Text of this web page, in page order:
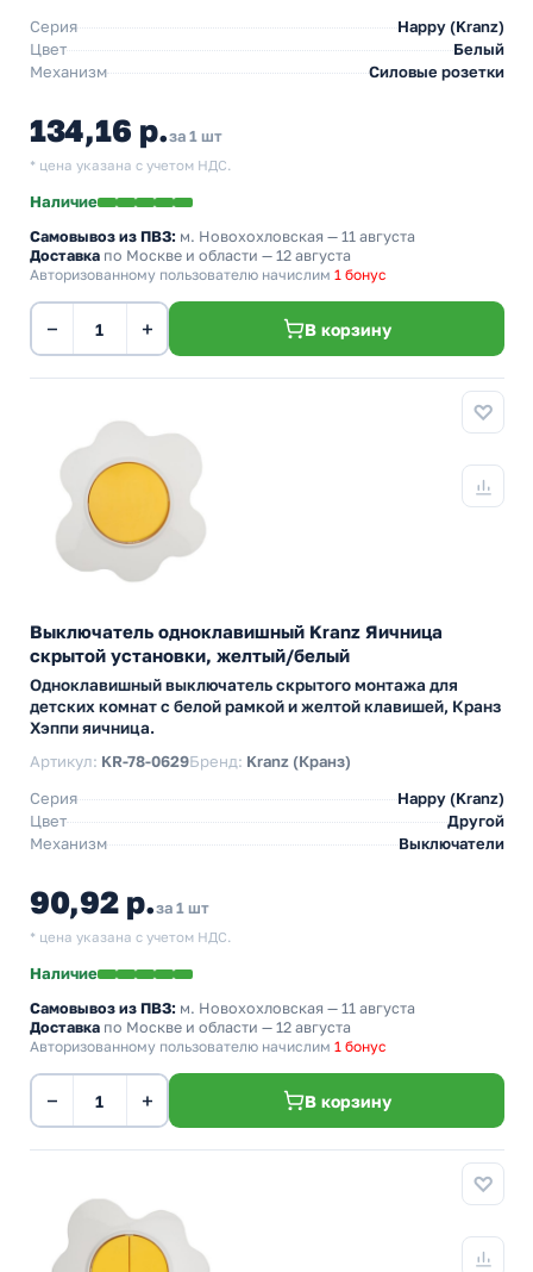
Серия
Happy (Kranz)
Цвет
Белый
Механизм
Силовые розетки
134,16 р.за 1 шт
* цена указана с учетом НДС.
Наличие
Самовывоз из ПВЗ: м. Новохохловская — 11 августа
Доставка по Москве и области — 12 августа
Авторизованному пользователю начислим 1 бонус
− + В корзину
Выключатель одноклавишный Kranz Яичница
скрытой установки, желтый/белый
Одноклавишный выключатель скрытого монтажа для
детских комнат с белой рамкой и желтой клавишей, Кранз
Хэппи яичница.
Артикул: KR-78-0629Бренд: Kranz (Кранз)
Серия
Happy (Kranz)
Цвет
Другой
Механизм
Выключатели
90,92 р.за 1 шт
* цена указана с учетом НДС.
Наличие
Самовывоз из ПВЗ: м. Новохохловская — 11 августа
Доставка по Москве и области — 12 августа
Авторизованному пользователю начислим 1 бонус
− + В корзину